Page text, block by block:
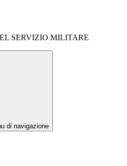
SERVIZIO MILITARE
di navigazione